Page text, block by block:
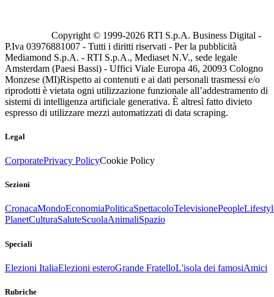
Copyright © 1999-2026 RTI S.p.A. Business Digital -
P.Iva 03976881007 - Tutti i diritti riservati - Per la pubblicità
Mediamond S.p.A. - RTI S.p.A., Mediaset N.V., sede legale
Amsterdam (Paesi Bassi) - Uffici Viale Europa 46, 20093 Cologno
Monzese (MI)Rispetto ai contenuti e ai dati personali trasmessi e/o
riprodotti è vietata ogni utilizzazione funzionale all’addestramento di
sistemi di intelligenza artificiale generativa. È altresì fatto divieto
espresso di utilizzare mezzi automatizzati di data scraping.
Legal
CorporatePrivacy PolicyCookie Policy
Sezioni
CronacaMondoEconomiaPoliticaSpettacoloTelevisionePeople
PlanetCulturaSaluteScuolaAnimaliSpazio
Speciali
Elezioni ItaliaElezioni esteroGrande FratelloL'isola dei famosiAmici
Rubriche